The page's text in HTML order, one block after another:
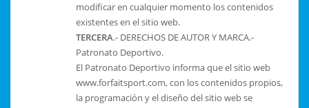
modificar en cualquier momento los contenidos
existentes en el sitio web.
TERCERA.- DERECHOS DE AUTOR Y MARCA.-
Patronato Deportivo.
El Patronato Deportivo informa que el sitio web
www.forfaitsport.com, con los contenidos propios,
la programación y el diseño del sitio web se